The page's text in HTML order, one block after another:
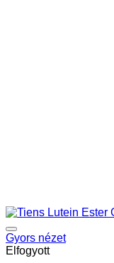
Gyors nézet
Elfogyott